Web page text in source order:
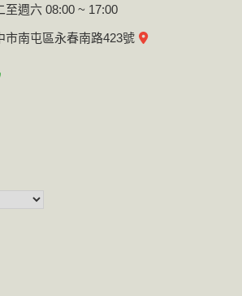
至週六 08:00 ~ 17:00
市南屯區永春南路423號